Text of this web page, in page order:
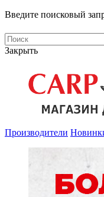
Введите поисковый
Закрыть
Производители